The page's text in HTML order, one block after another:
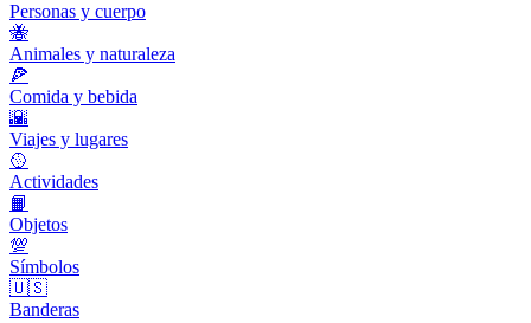
Personas y cuerpo
🐝
Animales y naturaleza
🍕
Comida y bebida
🌇
Viajes y lugares
🥎
Actividades
📙
Objetos
💯
Símbolos
🇺🇸
Banderas